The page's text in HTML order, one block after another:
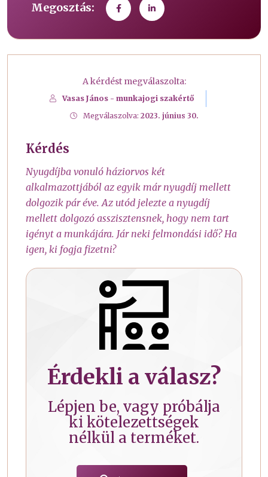
Megosztás:
A kérdést megválaszolta:
Vasas János - munkajogi szakértő
Megválaszolva: 2023. június 30.
Kérdés
Nyugdíjba vonuló háziorvos két
alkalmazottjából az egyik már nyugdíj mellett
dolgozik pár éve. Az utód jelezte a nyugdíj
mellett dolgozó asszisztensnek, hogy nem tart
igényt a munkájára. Jár neki felmondási idő? Ha
igen, ki fogja fizetni?
Érdekli a válasz?
Lépjen be, vagy próbálja
ki kötelezettségek
nélkül a terméket.